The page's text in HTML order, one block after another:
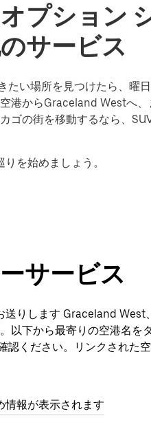
プション
サービス
たい場所を見つけたら、曜
港からGraceland Westへ
ゴの街を移動するなら、
を始めましょう。
サービス
送りします Graceland West
以下から最寄りの空港名を
認ください。リンクされた
情報が表示されます